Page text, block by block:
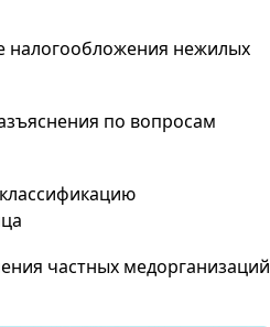
налогообложения нежилых
по вопросам
частных медорганизаций